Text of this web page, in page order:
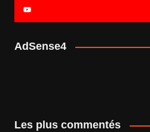
AdSense4
Les plus commentés